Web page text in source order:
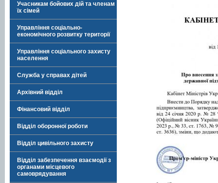
Учасникам бойових дій та членам
їх сімей
Управління соціально-
економічного розвитку території
Управління соціального захисту
населення
Служба у справах дітей
Архівний відділ
Фінансовий відділ
Відділ оборонної роботи
Відділ цивільного захисту
Відділ забезпечення взаємодії з
органами місцевого
самоврядування